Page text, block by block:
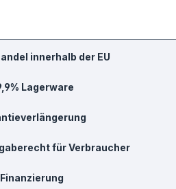
innerhalb der EU
Lagerware
für Verbraucher
Finanzierung